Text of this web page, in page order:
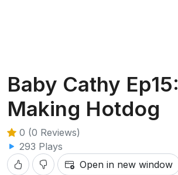
Baby Cathy Ep15:
Making Hotdog
0 (0 Reviews)
293 Plays
Open in new window